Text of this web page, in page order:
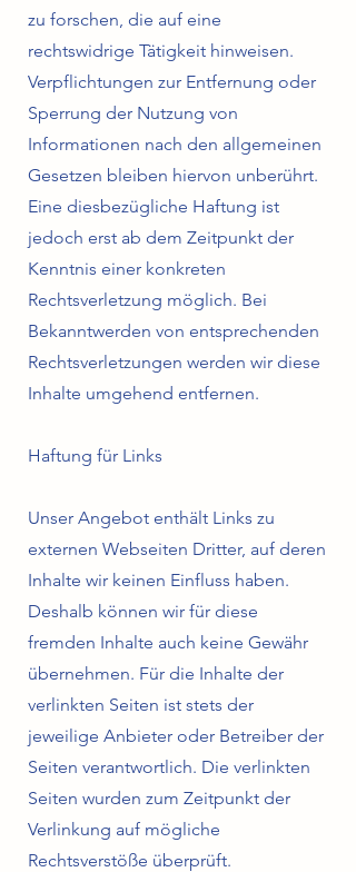
zu forschen, die auf eine
rechtswidrige Tätigkeit hinweisen.
Verpflichtungen zur Entfernung oder
Sperrung der Nutzung von
Informationen nach den allgemeinen
Gesetzen bleiben hiervon unberührt.
Eine diesbezügliche Haftung ist
jedoch erst ab dem Zeitpunkt der
Kenntnis einer konkreten
Rechtsverletzung möglich. Bei
Bekanntwerden von entsprechenden
Rechtsverletzungen werden wir diese
Inhalte umgehend entfernen.
Haftung für Links
Unser Angebot enthält Links zu
externen Webseiten Dritter, auf deren
Inhalte wir keinen Einfluss haben.
Deshalb können wir für diese
fremden Inhalte auch keine Gewähr
übernehmen. Für die Inhalte der
verlinkten Seiten ist stets der
jeweilige Anbieter oder Betreiber der
Seiten verantwortlich. Die verlinkten
Seiten wurden zum Zeitpunkt der
Verlinkung auf mögliche
Rechtsverstöße überprüft.